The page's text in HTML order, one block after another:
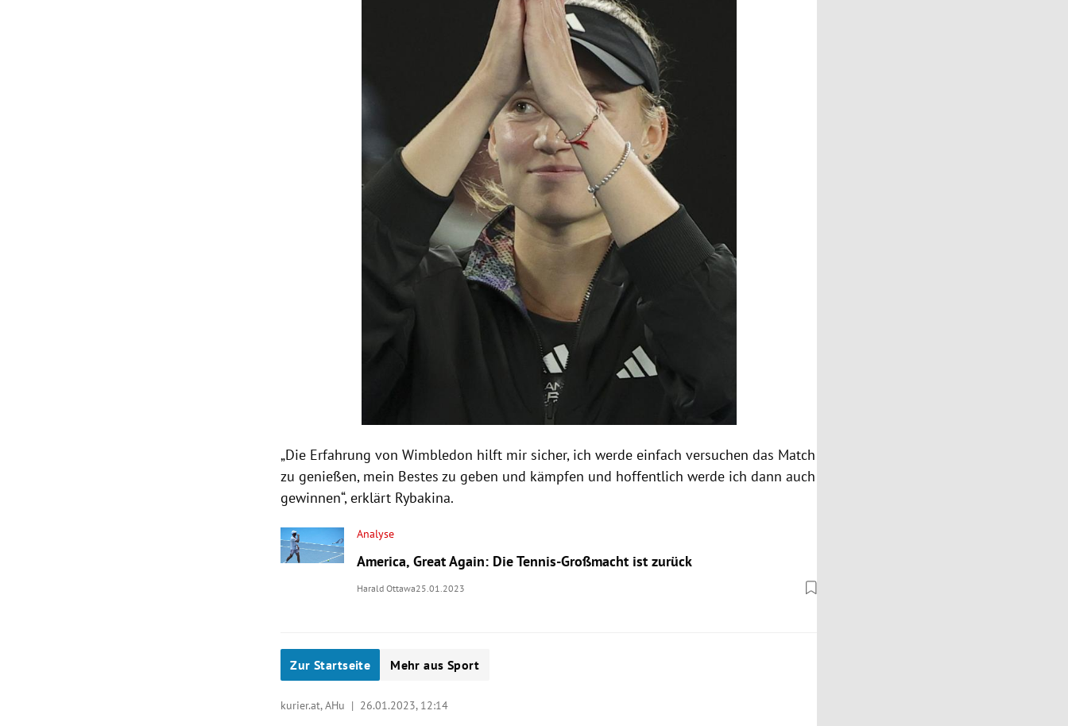
„Die Erfahrung von Wimbledon hilft mir sicher, ich werde einfach versuchen das Match
zu genießen, mein Bestes zu geben und kämpfen und hoffentlich werde ich dann auch
gewinnen“, erklärt Rybakina.
Analyse
America, Great Again: Die Tennis-Großmacht ist zurück
Harald Ottawa25.01.2023
Zur Startseite Mehr aus Sport
kurier.at, AHu | 26.01.2023, 12:14